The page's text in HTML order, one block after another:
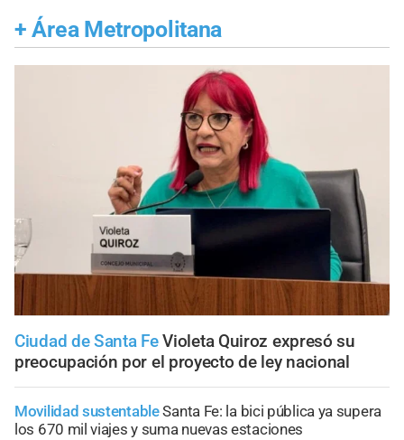
+ Área Metropolitana
Ciudad de Santa Fe Violeta Quiroz expresó su
preocupación por el proyecto de ley nacional
Movilidad sustentableSanta Fe: la bici pública ya supera
los 670 mil viajes y suma nuevas estaciones